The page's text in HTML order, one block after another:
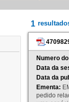
1
Numero
Data da
Data da
Ementa:
pedido